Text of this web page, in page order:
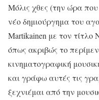
Μόλις χθες (την ώρα
νέο δημιούργημα του
Martikainen με τον τίτλο
όπως ακριβώς το
κινηματογραφική
και γράφω αυτές τις
ξεχνιέμαι από την